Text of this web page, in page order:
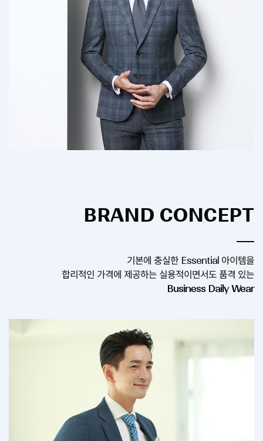
BRAND CONCEPT
기본에 충실한 Essential 아이템을
합리적인 가격에 제공하는 실용적이면서도 품격 있는
Business Daily Wear